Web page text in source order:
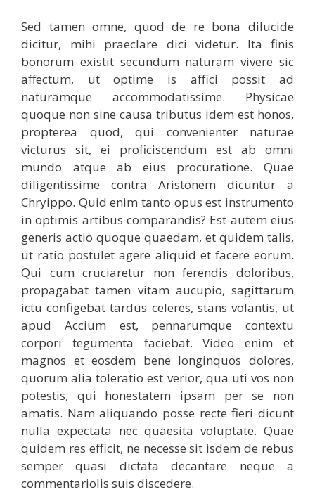
Sed tamen omne, quod de re bona dilucide
dicitur, mihi praeclare dici videtur. Ita finis
bonorum existit secundum naturam vivere sic
affectum, ut optime is affici possit ad
naturamque accommodatissime. Physicae
quoque non sine causa tributus idem est honos,
propterea quod, qui convenienter naturae
victurus sit, ei proficiscendum est ab omni
mundo atque ab eius procuratione. Quae
diligentissime contra Aristonem dicuntur a
Chryippo. Quid enim tanto opus est instrumento
in optimis artibus comparandis? Est autem eius
generis actio quoque quaedam, et quidem talis,
ut ratio postulet agere aliquid et facere eorum.
Qui cum cruciaretur non ferendis doloribus,
propagabat tamen vitam aucupio, sagittarum
ictu configebat tardus celeres, stans volantis, ut
apud Accium est, pennarumque contextu
corpori tegumenta faciebat. Video enim et
magnos et eosdem bene longinquos dolores,
quorum alia toleratio est verior, qua uti vos non
potestis, qui honestatem ipsam per se non
amatis. Nam aliquando posse recte fieri dicunt
nulla expectata nec quaesita voluptate. Quae
quidem res efficit, ne necesse sit isdem de rebus
semper quasi dictata decantare neque a
commentariolis suis discedere.